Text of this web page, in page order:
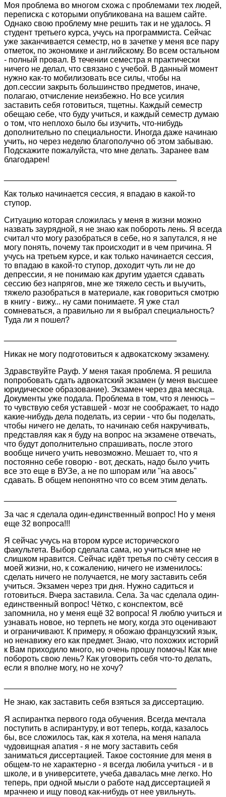
Моя проблема во многом схожа с проблемами тех людей,
переписка с которыми опубликована на вашем сайте.
Однако свою проблему мне решить так и не удалось. Я
студент третьего курса, учусь на программиста. Сейчас
уже заканчивается семестр, но в зачетке у меня все пару
отметок, по экономике и английскому. Во всем остальном
- полный провал. В течении семестра я практически
ничего не делал, что связано с учебой. В данный момент
нужно как-то мобилизовать все силы, чтобы на
доп.сессии закрыть большинство предметов, иначе,
полагаю, отчисление неизбежно. Но все усилия
заставить себя готовиться, тщетны. Каждый семестр
обещаю себе, что буду учиться, и каждый семестр думаю
о том, что неплохо было бы изучить, что-нибудь
дополнительно по специальности. Иногда даже начинаю
учить, но через неделю благополучно об этом забываю.
Подскажите пожалуйста, что мне делать. Заранее вам
благодарен!
Как только начинается сессия, я впадаю в какой-то
ступор.
Ситуацию которая сложилась у меня в жизни можно
назвать заурядной, я не знаю как побороть лень. Я всегда
считал что могу разобраться в себе, но я запутался, я не
могу понять, почему так происходит и в чем причина. Я
учусь на третьем курсе, и как только начинается сессия,
то впадаю в какой-то ступор, доходит чуть ли не до
депрессии, я не понимаю как другим удается сдавать
сессию без напрягов, мне же тяжело сесть и выучить,
тяжело разобраться в материале, как говориться смотрю
в книгу - вижу... ну сами понимаете. Я уже стал
сомневаться, а правильно ли я выбрал специальность?
Туда ли я пошел?
Никак не могу подготовиться к адвокатскому экзамену.
Здравствуйте Рауф. У меня такая проблема. Я решила
попробовать сдать адвокатский экзамен (у меня высшее
юридическое образование). Экзамен через два месяца.
Документы уже подала. Проблема в том, что я ленюсь –
то чувствую себя уставшей - мозг не соображает, то надо
какие-нибудь дела поделать, из серии - что бы поделать,
чтобы ничего не делать, то начинаю себя накручивать,
представляя как я буду на вопрос на экзамене отвечать,
что будут дополнительно спрашивать, после этого
вообще ничего учить невозможно. Мешает то, что я
постоянно себе говорю - вот, дескать, надо было учить
все это еще в ВУЗе, а не по шпорам или "на авось"
сдавать. В общем непонятно что со всем этим делать.
За час я сделала один-единственный вопрос! Но у меня
еще 32 вопроса!!!
Я сейчас учусь на втором курсе исторического
факультета. Выбор сделала сама, но учиться мне не
слишком нравится. Сейчас идёт третья по счёту сессия в
моей жизни, но, к сожалению, ничего не изменилось:
сделать ничего не получается, не могу заставить себя
учиться. Экзамен через три дня. Нужно садиться и
готовиться. Вчера заставила. Села. За час сделала один-
единственный вопрос! Чётко, с конспектом, всё
запомнила, но у меня ещё 32 вопроса! Я люблю учиться и
узнавать новое, но терпеть не могу, когда это оценивают
и ограничивают. К примеру, я обожаю французский язык,
но ненавижу его как предмет. Знаю, что похожих историй
к Вам приходило много, но очень прошу помочь! Как мне
побороть свою лень? Как уговорить себя что-то делать,
если я вполне могу, но не хочу?
Не знаю, как заставить себя взяться за диссертацию.
Я аспирантка первого года обучения. Всегда мечтала
поступить в аспирантуру, и вот теперь, когда, казалось
бы, все сложилось так, как я хотела, на меня напала
чудовищная апатия - я не могу заставить себя
заниматься диссертацией. Такое состояние для меня в
общем-то не характерно - я всегда любила учиться - и в
школе, и в университете, учеба давалась мне легко. Но
теперь, при одной мысли о работе над диссертацией я
мрачнею и ищу повод как-нибудь от нее увильнуть.